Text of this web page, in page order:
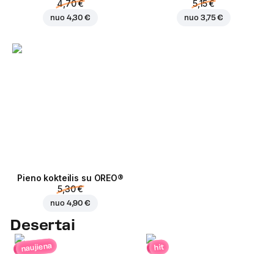
4,70 €
nuo 4,30 €
5,15 €
nuo 3,75 €
Pieno kokteilis su OREO®
5,30 €
nuo 4,90 €
Desertai
naujiena hit